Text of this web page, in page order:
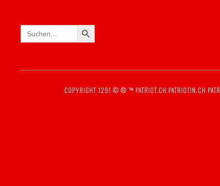
Search
for:
SEARCH BUTTON
COPYRIGHT 1291 © ® ™ PATRIOT.CH PATRIOTIN.CH